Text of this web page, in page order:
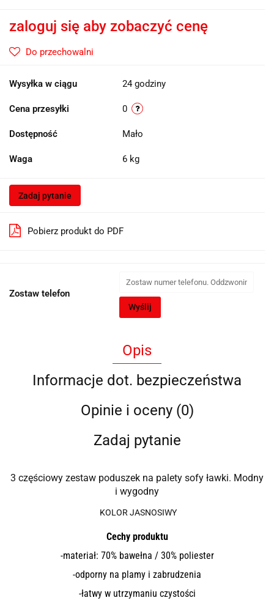
zaloguj się aby zobaczyć cenę
Do przechowalni
Wysyłka w ciągu 24 godziny
Cena przesyłki 0
Dostępność Mało
Waga 6 kg
Zadaj pytanie
Pobierz produkt do PDF
Zostaw telefon
Wyślij
Opis
Informacje dot. bezpieczeństwa
Opinie i oceny (0)
Zadaj pytanie
3 częściowy zestaw poduszek na palety sofy ławki. Modny
i wygodny
KOLOR JASNOSIWY
Cechy produktu
-materiał: 70% bawełna / 30% poliester
-odporny na plamy i zabrudzenia
-łatwy w utrzymaniu czystości